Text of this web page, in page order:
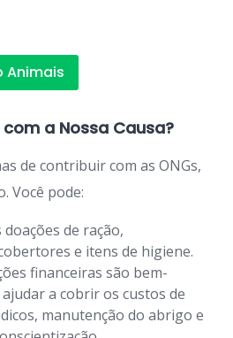
Animais
a Nossa Causa?
de contribuir com as ONGs,
Você pode:
de ração,
e itens de higiene.
financeiras são bem-
a cobrir os custos de
manutenção do abrigo e